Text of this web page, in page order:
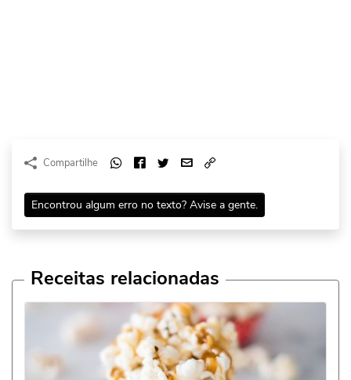
Compartilhe
Encontrou algum erro no texto? Avise a gente.
Receitas relacionadas